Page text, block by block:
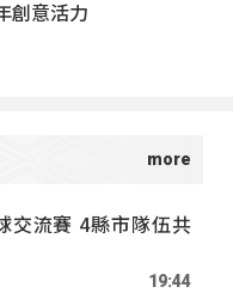
創意活力
交流賽 4縣市隊伍共
19:44